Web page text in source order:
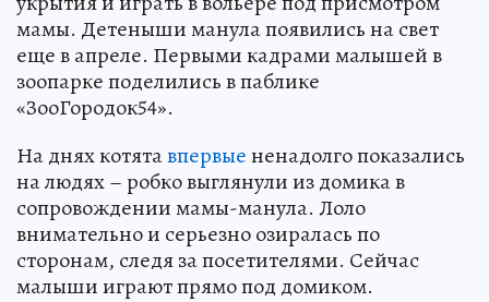
мамы. Детеныши манула появились на свет
еще в апреле. Первыми кадрами малышей в
зоопарке поделились в паблике
«ЗооГородок54».
На днях котятавпервыененадолго показались
на людях – робко выглянули из домика в
сопровождении мамы-манула. Лоло
внимательно и серьезно озиралась по
сторонам, следя за посетителями. Сейчас
малыши играют прямо под домиком.